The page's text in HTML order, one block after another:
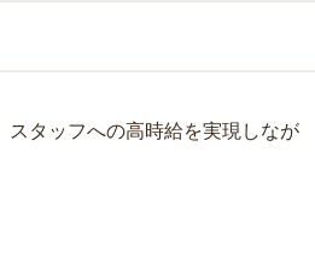
タッフへの高時給を実現しなが